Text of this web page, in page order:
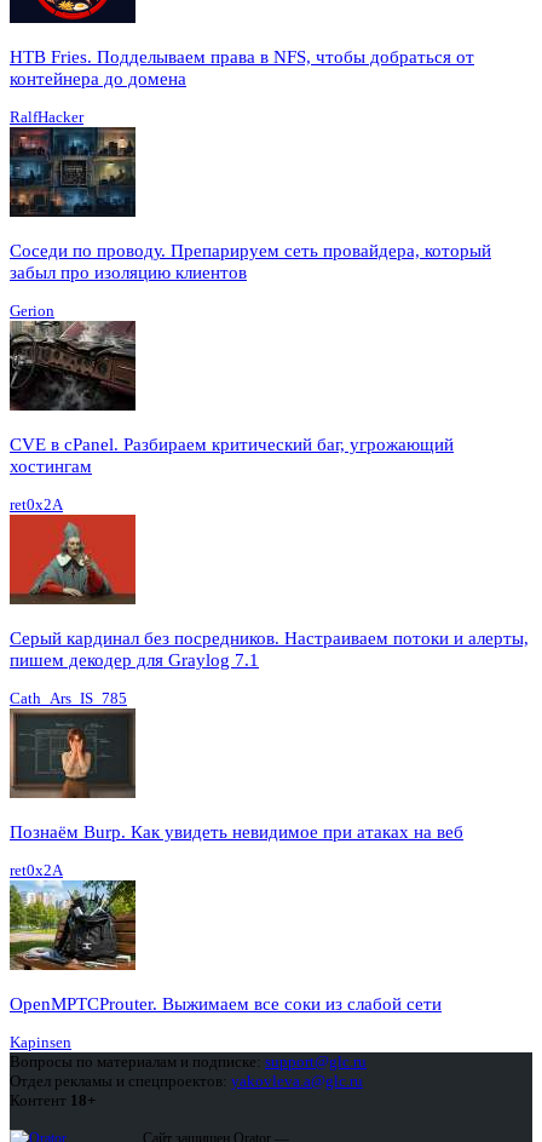
HTB Fries. Подделываем права в NFS, чтобы добраться от
контейнера до домена
RalfHacker
Соседи по проводу. Препарируем сеть провайдера, который
забыл про изоляцию клиентов
Gerion
CVE в cPanel. Разбираем критический баг, угрожающий
хостингам
ret0x2A
Серый кардинал без посредников. Настраиваем потоки и алерты,
пишем декодер для Graylog 7.1
Cath_Ars_IS_785
Познаём Burp. Как увидеть невидимое при атаках на веб
ret0x2A
OpenMPTCProuter. Выжимаем все соки из слабой сети
Kapinsen
Вопросы по материалам и подписке: support@glc.ru
Отдел рекламы и спецпроектов: yakovleva.a@glc.ru
Контент 18+
Сайт защищен Qrator —